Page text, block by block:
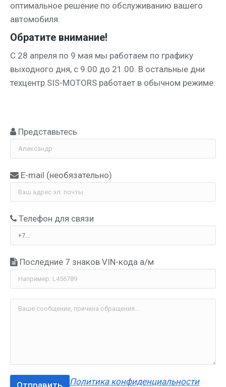
опти­маль­ное реше­ние по обслу­жи­ва­нию ваше­го
автомобиля.
Обратите внимание!
C 28 апре­ля по 9 мая мы рабо­та­ем по гра­фи­ку
выход­но­го дня, с 9.00 до 21.00. В осталь­ные дни
тех­центр SIS-MOTORS рабо­та­ет в обыч­ном режиме.
Представьтесь
E-mail (необя­за­тель­но)
Теле­фон для связи
Послед­ние 7 зна­ков VIN-кода а/м
Поли­ти­ка конфиденциальности